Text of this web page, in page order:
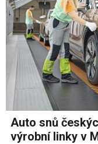
Auto snů
výrobní linky v